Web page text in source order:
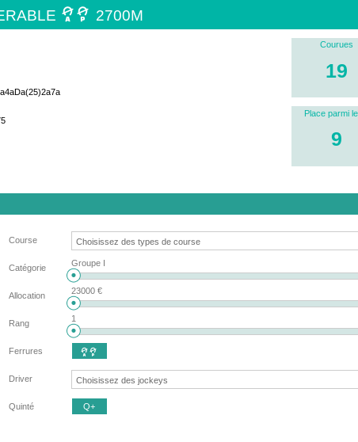
 2700M
Courues
19
Place parmi
9
Course
Catégorie Groupe I
Allocation 23000 €
Rang 1
Ferrures 
Driver
Quinté Q+